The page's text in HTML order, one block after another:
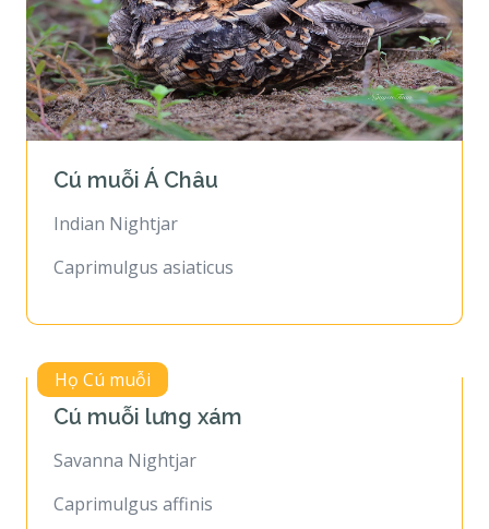
Cú muỗi Á Châu
Indian Nightjar
Caprimulgus asiaticus
Họ Cú muỗi
Cú muỗi lưng xám
Savanna Nightjar
Caprimulgus affinis